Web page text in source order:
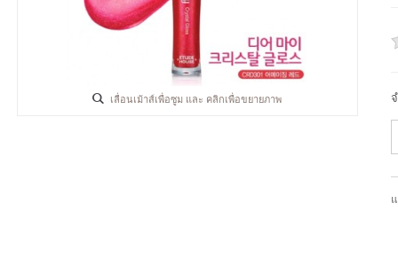
เลื่อนเม้าส์เพื่อซูม และ คลิกเพื่อขยายภาพ